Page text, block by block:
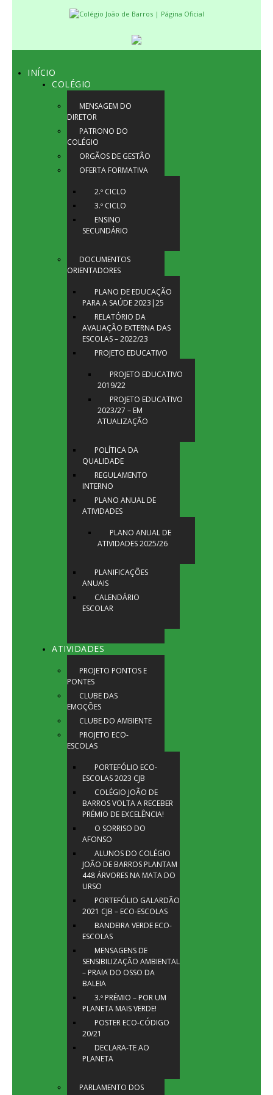
INÍCIO
COLÉGIO
MENSAGEM DO
DIRETOR
PATRONO DO
COLÉGIO
ORGÃOS DE GESTÃO
OFERTA FORMATIVA
2.º CICLO
3.º CICLO
ENSINO
SECUNDÁRIO
DOCUMENTOS
ORIENTADORES
PLANO DE EDUCAÇÃO
PARA A SAÚDE 2023|25
RELATÓRIO DA
AVALIAÇÃO EXTERNA DAS
ESCOLAS – 2022/23
PROJETO EDUCATIVO
PROJETO EDUCATIVO
2019/22
PROJETO EDUCATIVO
2023/27 – EM
ATUALIZAÇÃO
POLÍTICA DA
QUALIDADE
REGULAMENTO
INTERNO
PLANO ANUAL DE
ATIVIDADES
PLANO ANUAL DE
ATIVIDADES 2025/26
PLANIFICAÇÕES
ANUAIS
CALENDÁRIO
ESCOLAR
ATIVIDADES
PROJETO PONTOS E
PONTES
CLUBE DAS
EMOÇÕES
CLUBE DO AMBIENTE
PROJETO ECO-
ESCOLAS
PORTEFÓLIO ECO-
ESCOLAS 2023 CJB
COLÉGIO JOÃO DE
BARROS VOLTA A RECEBER
PRÉMIO DE EXCELÊNCIA!
O SORRISO DO
AFONSO
ALUNOS DO COLÉGIO
JOÃO DE BARROS PLANTAM
448 ÁRVORES NA MATA DO
URSO
PORTEFÓLIO GALARDÃO
2021 CJB – ECO-ESCOLAS
BANDEIRA VERDE ECO-
ESCOLAS
MENSAGENS DE
SENSIBILIZAÇÃO AMBIENTAL
– PRAIA DO OSSO DA
BALEIA
3.º PRÉMIO – POR UM
PLANETA MAIS VERDE!
POSTER ECO-CÓDIGO
20/21
DECLARA-TE AO
PLANETA
PARLAMENTO DOS